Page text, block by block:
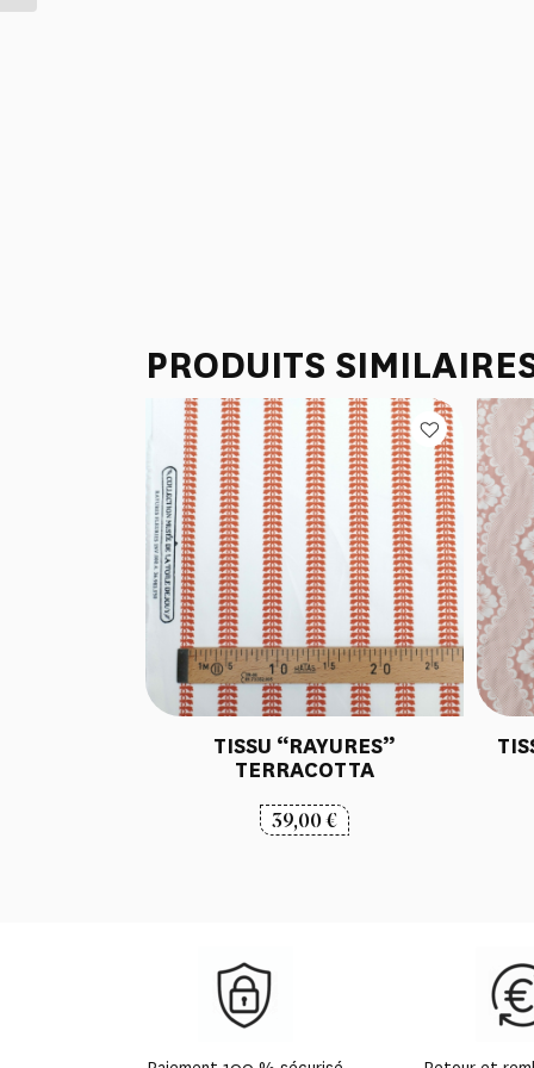
PRODUITS
TISSU “RAYURES”
TERRACOTTA
39,00€